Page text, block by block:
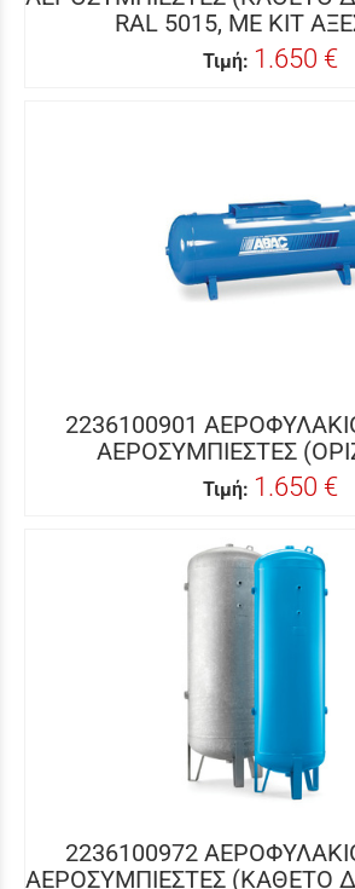
RAL 5015, ΜΕ ΚΙΤ
Τιμή: 1.650 €
2236100901
ΑΕΡΟΣΥΜΠΙΕΣΤΕΣ
Τιμή: 1.650 €
2236100972
ΑΕΡΟΣΥΜΠΙΕΣΤΕΣ (ΚΑΘΕΤΟ